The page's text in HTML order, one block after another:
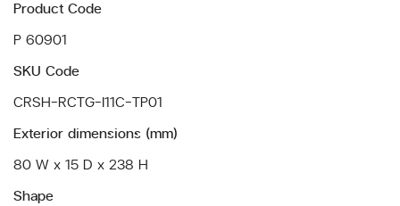
Product Code
P 60901
SKU Code
CRSH-RCTG-I11C-TP01
Exterior dimensions (mm)
80 W x 15 D x 238 H
Shape